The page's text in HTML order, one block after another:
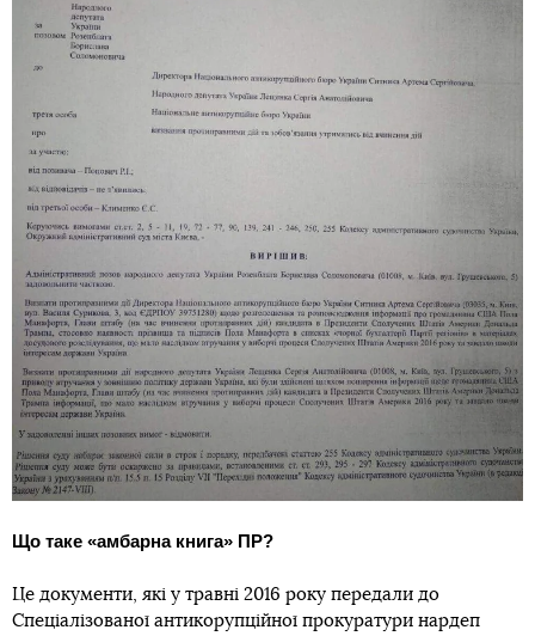
Що таке «амбарна книга» ПР?
Це документи, які у травні 2016 року передали до
Спеціалізованої антикорупційної прокуратури нардеп